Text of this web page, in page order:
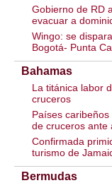
Gobierno de RD
evacuar a
Wingo: se
Bogotá- Punta
Bahamas
La titánica labor
cruceros
Países
de cruceros ante
Confirmada
turismo de
Bermudas